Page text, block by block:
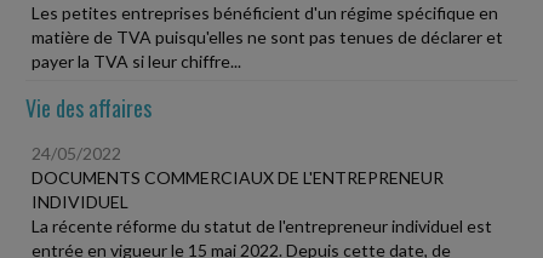
Les petites entreprises bénéficient d'un régime spécifique en
matière de TVA puisqu'elles ne sont pas tenues de déclarer et
payer la TVA si leur chiffre...
Vie des affaires
24/05/2022
DOCUMENTS COMMERCIAUX DE L'ENTREPRENEUR
INDIVIDUEL
La récente réforme du statut de l'entrepreneur individuel est
entrée en vigueur le 15 mai 2022. Depuis cette date, de